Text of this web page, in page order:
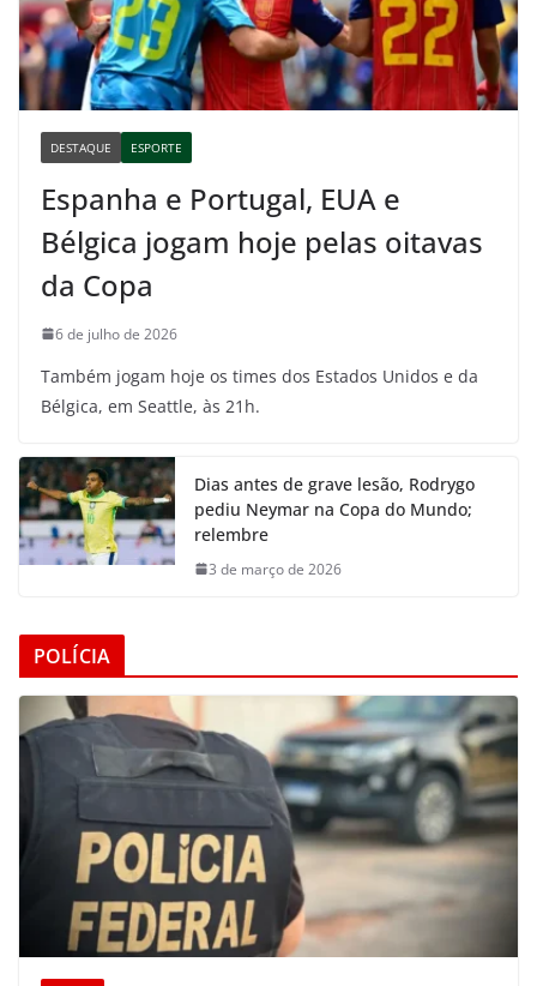
DESTAQUE ESPORTE
Espanha e Portugal, EUA e
Bélgica jogam hoje pelas oitavas
da Copa
6 de julho de 2026
Também jogam hoje os times dos Estados Unidos e da
Bélgica, em Seattle, às 21h.
Dias antes de grave lesão, Rodrygo
pediu Neymar na Copa do Mundo;
relembre
3 de março de 2026
POLÍCIA